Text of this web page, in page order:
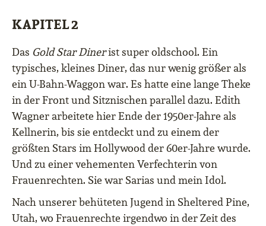
KAPITEL 2
Das Gold Star Dinerist super oldschool. Ein
typisches, kleines Diner, das nur wenig größer als
ein U-Bahn-Waggon war. Es hatte eine lange Theke
in der Front und Sitznischen parallel dazu. Edith
Wagner arbeitete hier Ende der 1950er-Jahre als
Kellnerin, bis sie entdeckt und zu einem der
größten Stars im Hollywood der 60er-Jahre wurde.
Und zu einer vehementen Verfechterin von
Frauenrechten. Sie war Sarias und mein Idol.
Nach unserer behüteten Jugend in Sheltered Pine,
Utah, wo Frauenrechte irgendwo in der Zeit des